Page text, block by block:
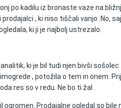
po kadilu iz bronaste vaze na
, ki niso tiščali vanjo
ki ji je najbolj ustrezalo.
ki je bil tudi njen bivši
, potožila o tem in onem.
res so v redu. Ne bo ti žal .
ogromen. Prodajalne ogledal so